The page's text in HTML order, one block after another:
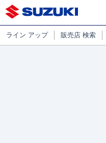
ライン アップ 販売店 検索